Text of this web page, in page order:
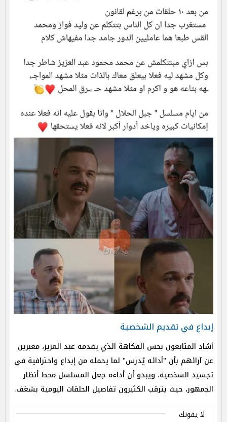
إبداع في تقديم الشخصية
أشاد المتابعون بحس الفكاهة الذي يقدمه عبد العزيز، معبرين
عن آرائهم بأن "أدائه يُدرس" لما يحمله من إبداع واحترافية في
تجسيد الشخصية، ويبدو أن أداءه جعل المسلسل محط أنظار
الجمهور، حيث يترقب الكثيرون تفاصيل الحلقات اليومية بشغف.
لا يفوتك